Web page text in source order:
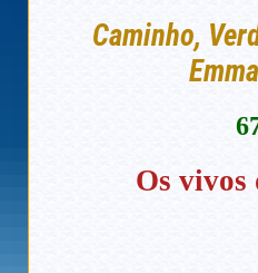
Caminho,
Os vivos